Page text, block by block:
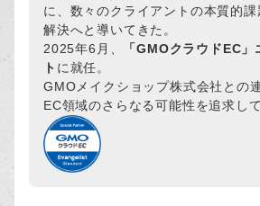
に、数々のクライアントの本質的課
解決へと導いてきた。
2025年6月、
「GMOクラウドEC
ト に就任。
GMOメイクショップ株式会社との
EC領域のさらなる可能性を追求して